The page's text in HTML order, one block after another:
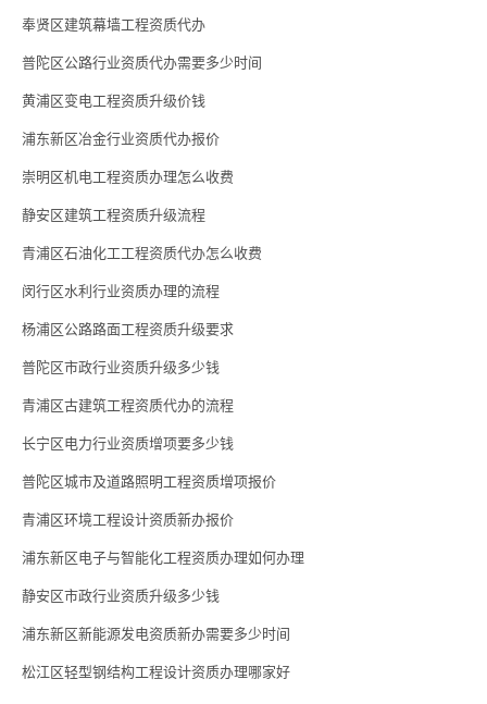
奉贤区建筑幕墙工程资质代办
普陀区公路行业资质代办需要多少时间
黄浦区变电工程资质升级价钱
浦东新区冶金行业资质代办报价
崇明区机电工程资质办理怎么收费
静安区建筑工程资质升级流程
青浦区石油化工工程资质代办怎么收费
闵行区水利行业资质办理的流程
杨浦区公路路面工程资质升级要求
普陀区市政行业资质升级多少钱
青浦区古建筑工程资质代办的流程
长宁区电力行业资质增项要多少钱
普陀区城市及道路照明工程资质增项报价
青浦区环境工程设计资质新办报价
浦东新区电子与智能化工程资质办理如何办理
静安区市政行业资质升级多少钱
浦东新区新能源发电资质新办需要多少时间
松江区轻型钢结构工程设计资质办理哪家好